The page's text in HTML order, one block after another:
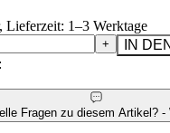
Lieferzeit: 1–3 Werktage
+
IN
Fragen zu diesem Artikel? -